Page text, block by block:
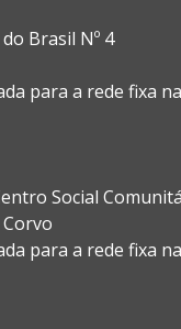
Brasil Nº 4
para a rede fixa
Social
para a rede fixa